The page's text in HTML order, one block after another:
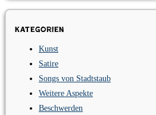
Kategorien
Kunst
Satire
Songs von Stadtstaub
Weitere Aspekte
Beschwerden